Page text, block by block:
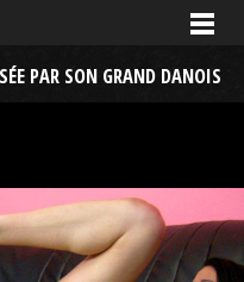
PAR SON GRAND DANOIS